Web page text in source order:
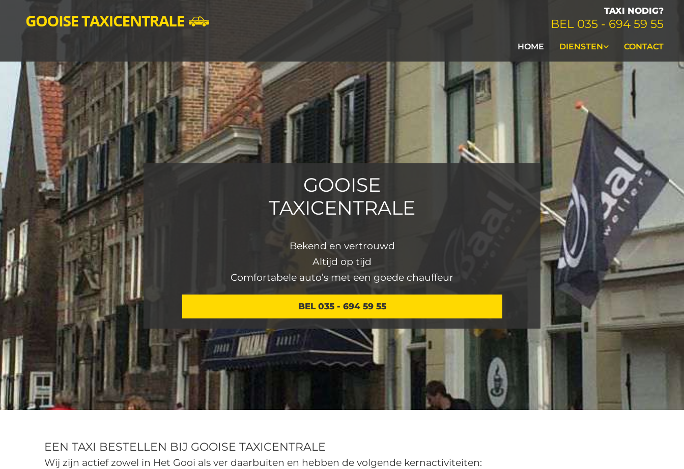
TAXI NODIG?
BEL 035 - 694 59 55
HOME DIENSTEN CONTACT
GOOISE
TAXICENTRALE
Bekend en vertrouwd
Altijd op tijd
Comfortabele auto’s met een goede chauffeur
BEL 035 - 694 59 55
EEN TAXI BESTELLEN BIJ GOOISE TAXICENTRALE
Wij zijn actief zowel in Het Gooi als ver daarbuiten en hebben de volgende kernactiviteiten: